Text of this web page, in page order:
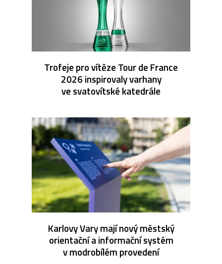
Trofeje pro vítěze Tour de France
2026 inspirovaly varhany
ve svatovítské katedrále
Karlovy Vary mají nový městský
orientační a informační systém
v modrobílém provedení